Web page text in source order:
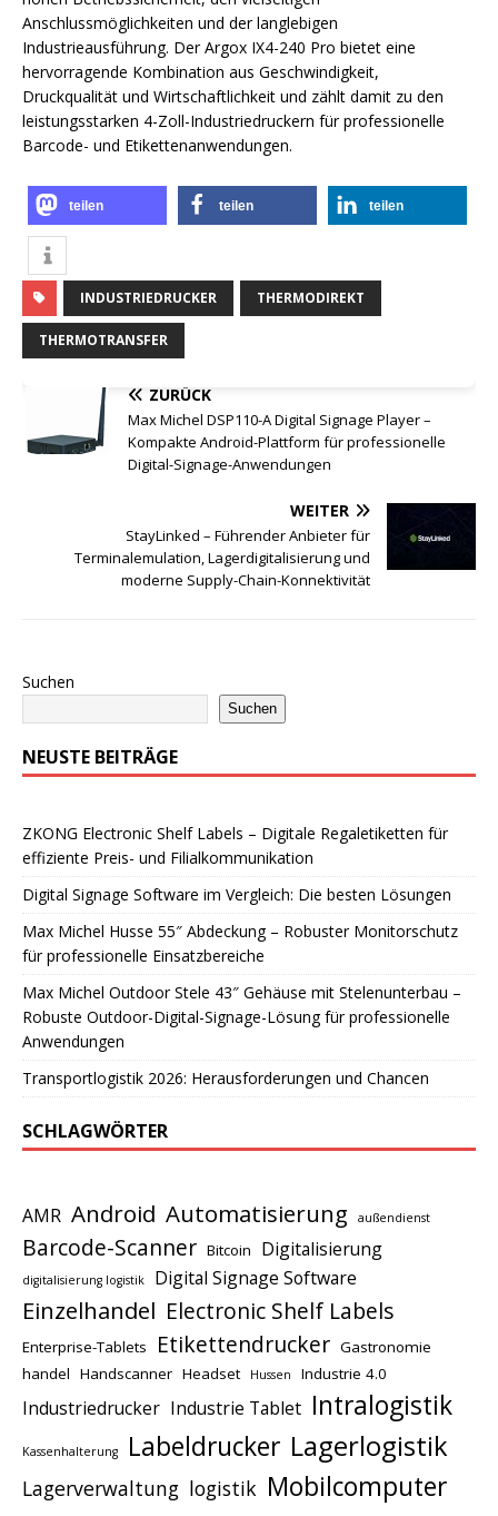
Anschlussmöglichkeiten und der langlebigen
Industrieausführung. Der Argox IX4-240 Pro bietet eine
hervorragende Kombination aus Geschwindigkeit,
Druckqualität und Wirtschaftlichkeit und zählt damit zu den
leistungsstarken 4-Zoll-Industriedruckern für professionelle
Barcode- und Etikettenanwendungen.
teilen teilen teilen
INDUSTRIEDRUCKER THERMODIREKT
THERMOTRANSFER
ZURÜCK
Max Michel DSP110-A Digital Signage Player –
Kompakte Android-Plattform für professionelle
Digital-Signage-Anwendungen
WEITER
StayLinked – Führender Anbieter für
Terminalemulation, Lagerdigitalisierung und
moderne Supply-Chain-Konnektivität
Suchen
Suchen
NEUSTE BEITRÄGE
ZKONG Electronic Shelf Labels – Digitale Regaletiketten für
effiziente Preis- und Filialkommunikation
Digital Signage Software im Vergleich: Die besten Lösungen
Max Michel Husse 55″ Abdeckung – Robuster Monitorschutz
für professionelle Einsatzbereiche
Max Michel Outdoor Stele 43″ Gehäuse mit Stelenunterbau –
Robuste Outdoor-Digital-Signage-Lösung für professionelle
Anwendungen
Transportlogistik 2026: Herausforderungen und Chancen
SCHLAGWÖRTER
AMR Android Automatisierung außendienst
Barcode-Scanner Bitcoin Digitalisierung
digitalisierung logistik Digital Signage Software
Einzelhandel Electronic Shelf Labels
Enterprise-Tablets Etikettendrucker Gastronomie
handel Handscanner Headset Hussen Industrie 4.0
Industriedrucker Industrie Tablet Intralogistik
Kassenhalterung Labeldrucker Lagerlogistik
Lagerverwaltung logistik Mobilcomputer